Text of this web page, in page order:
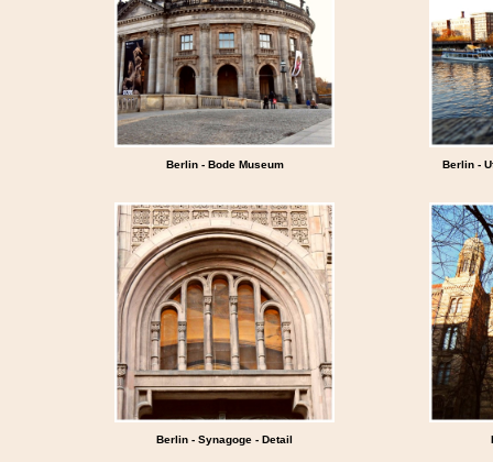
Berlin - Bode Museum Berlin -
Berlin - Synagoge - Detail